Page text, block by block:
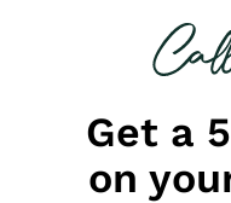
looking for
Get a
on